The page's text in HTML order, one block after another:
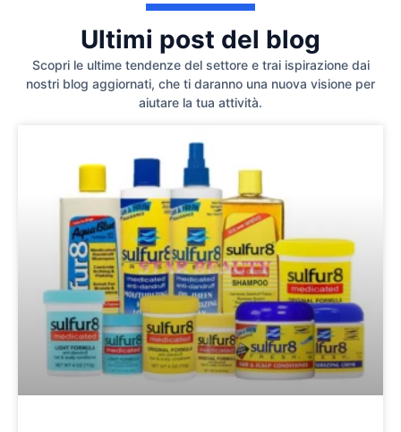
Ultimi post del blog
Scopri le ultime tendenze del settore e trai ispirazione dai
nostri blog aggiornati, che ti daranno una nuova visione per
aiutare la tua attività.